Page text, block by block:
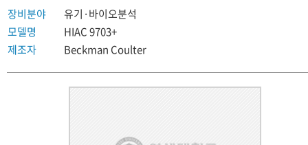
장비분야
유기·바이오분석
모델명
HIAC 9703+
제조자
Beckman Coulter